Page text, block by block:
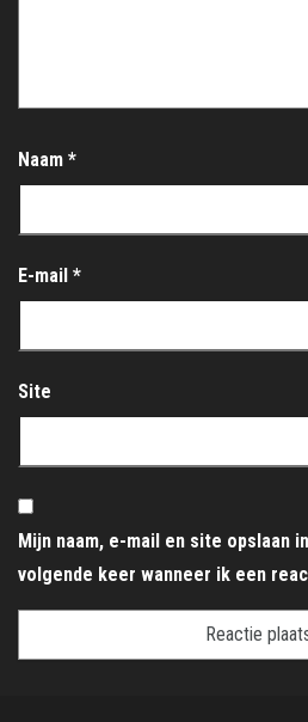
Naam *
E-mail *
Site
Mijn naam, e-mail en site opslaan
volgende keer wanneer ik een